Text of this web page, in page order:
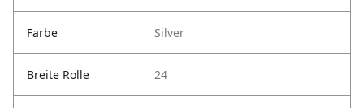
Farbe Silver
Breite Rolle 24